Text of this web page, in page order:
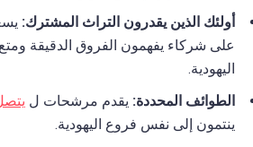
أولئك الذين يقدرون التراث المشترك:
على شركاء يفهمون الفروق الدقيقة ومتع
اليهودية.
الطوائف المحددة: يقدم مرشحات ل
ينتمون إلى نفس فروع اليهودية.